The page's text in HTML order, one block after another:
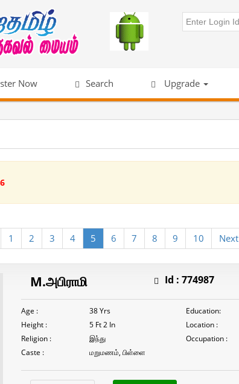
Now Search Upgrade
1 2 3 4 5 6 7 8 9 10 Next
M.அபிராமி Id :774987
Age :
38 Yrs
Height :
5 Ft 2 In
Religion :
இந்து
Caste :
மறுமணம், பிள்ளை
Education:
Location :
Occupation :